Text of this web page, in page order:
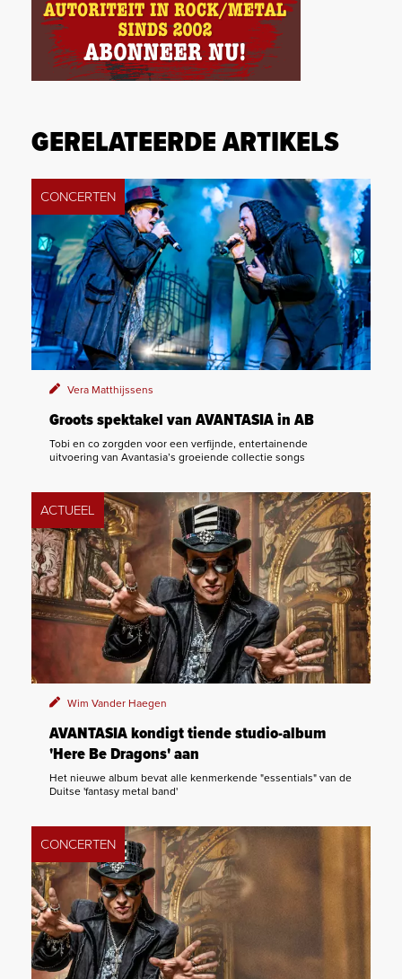
GERELATEERDE ARTIKELS
CONCERTEN
Vera Matthijssens
Groots spektakel van AVANTASIA in AB
Tobi en co zorgden voor een verfijnde, entertainende
uitvoering van Avantasia’s groeiende collectie songs
ACTUEEL
Wim Vander Haegen
AVANTASIA kondigt tiende studio-album
'Here Be Dragons' aan
Het nieuwe album bevat alle kenmerkende "essentials" van de
Duitse 'fantasy metal band'
CONCERTEN